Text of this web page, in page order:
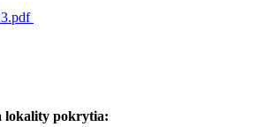
lokality pokrytia: